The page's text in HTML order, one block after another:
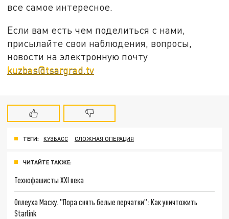
все самое интересное.
Если вам есть чем поделиться с нами,
присылайте свои наблюдения, вопросы,
новости на электронную почту
kuzbas@tsargrad.tv
ТЕГИ: КУЗБАСС СЛОЖНАЯ ОПЕРАЦИЯ
ЧИТАЙТЕ ТАКЖЕ:
Технофашисты XXI века
Оплеуха Маску. "Пора снять белые перчатки": Как уничтожить
Starlink